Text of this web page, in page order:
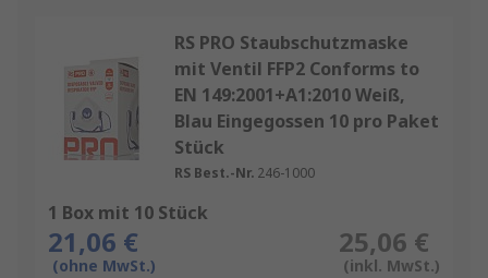
RS PRO Staubschutzmaske
mit Ventil FFP2 Conforms to
EN 149:2001+A1:2010 Weiß,
Blau Eingegossen 10 pro Paket
Stück
RS Best.-Nr. 246-1000
1 Box mit 10 Stück
21,06 €
(ohne MwSt.)
25,06 €
(inkl. MwSt.)